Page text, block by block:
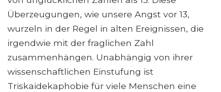
Überzeugungen, wie unsere Angst vor 13,
wurzeln in der Regel in alten Ereignissen, die
irgendwie mit der fraglichen Zahl
zusammenhängen. Unabhängig von ihrer
wissenschaftlichen Einstufung ist
Triskaidekaphobie für viele Menschen eine